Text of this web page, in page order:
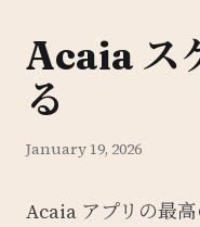
Acaia ス
る
January 19, 2026
Acaia アプリの最